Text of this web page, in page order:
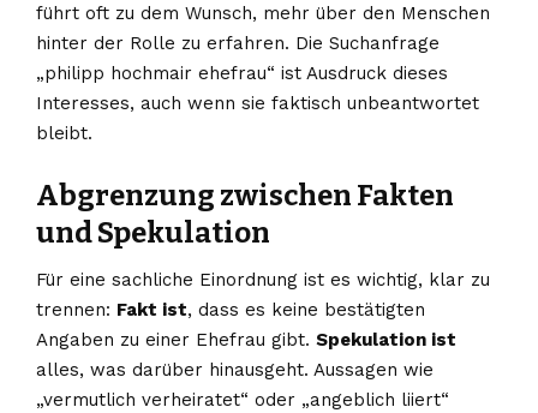
führt oft zu dem Wunsch, mehr über den Menschen
hinter der Rolle zu erfahren. Die Suchanfrage
„philipp hochmair ehefrau“ ist Ausdruck dieses
Interesses, auch wenn sie faktisch unbeantwortet
bleibt.
Abgrenzung zwischen Fakten
und Spekulation
Für eine sachliche Einordnung ist es wichtig, klar zu
trennen: Fakt ist, dass es keine bestätigten
Angaben zu einer Ehefrau gibt. Spekulation ist
alles, was darüber hinausgeht. Aussagen wie
„vermutlich verheiratet“ oder „angeblich liiert“